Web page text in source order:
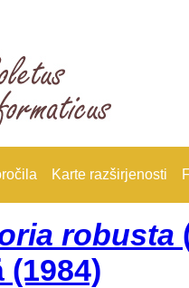
Karte razširjenosti
robusta
(1984)